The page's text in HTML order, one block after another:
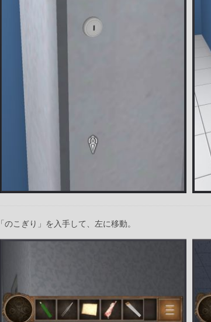
「のこぎり」を入手して、左に移動。